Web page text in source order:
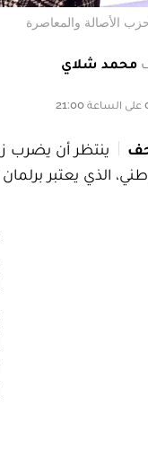
لحزب الأصالة والمعاصرة
محمد شلاي
ينتظر أن يضرب
الذي يعتبر